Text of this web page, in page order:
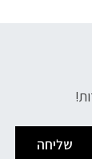
שליחה